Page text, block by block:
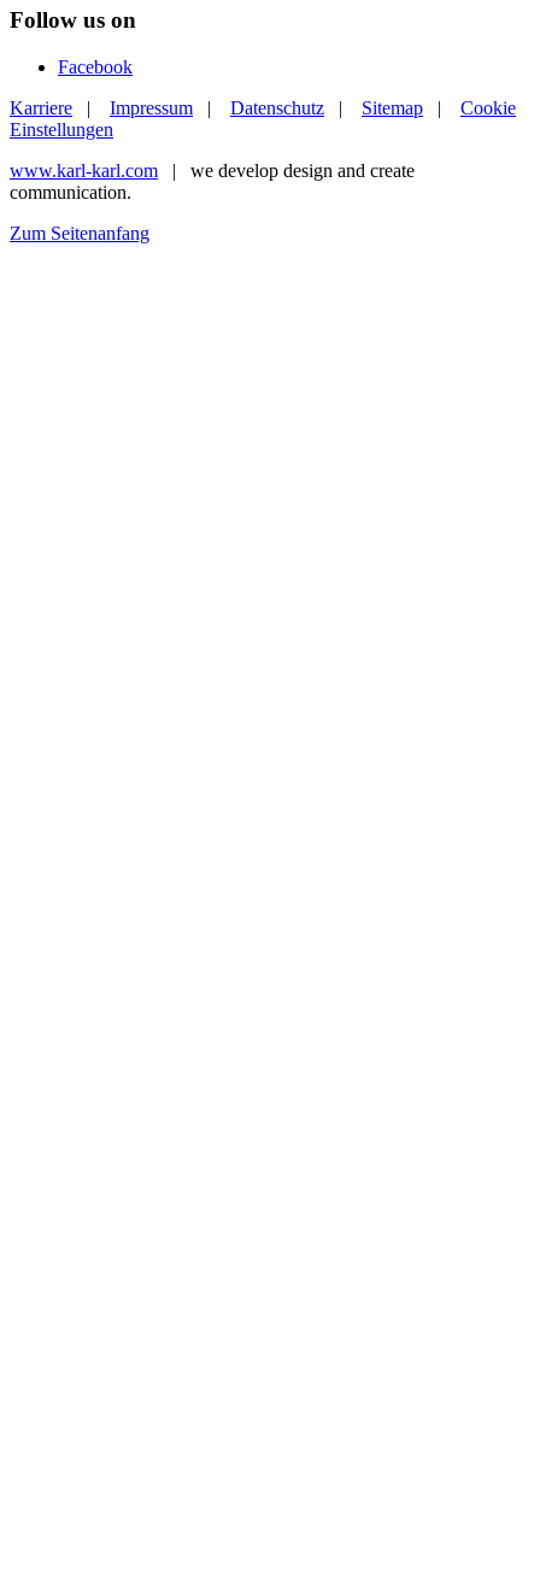
Follow us on
Facebook
Karriere | Impressum | Datenschutz | Sitemap | Cookie
Einstellungen
www.karl-karl.com | we develop design and create
communication.
Zum Seitenanfang